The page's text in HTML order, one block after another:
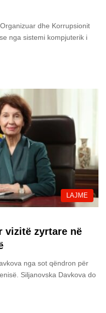
dhe Korrupsionit
nga sistemi kompjuterik i
LAJME
vizitë zyrtare në
nga sot qëndron për
Siljanovska Davkova do